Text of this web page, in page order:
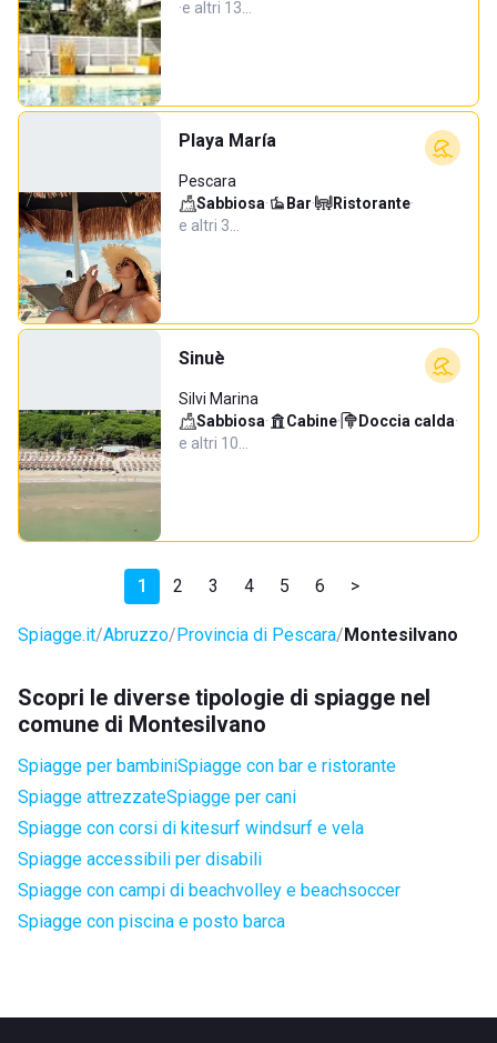
·e altri 13…
Playa María
Pescara
Sabbiosa· Bar· Ristorante·
e altri 3…
Sinuè
Silvi Marina
Sabbiosa· Cabine· Doccia calda·
e altri 10…
1 2 3 4 5 6 >
Spiagge.it Abruzzo Provincia di Pescara Montesilvano
Scopri le diverse tipologie di spiagge nel
comune di Montesilvano
Spiagge per bambiniSpiagge con bar e ristorante
Spiagge attrezzateSpiagge per cani
Spiagge con corsi di kitesurf windsurf e vela
Spiagge accessibili per disabili
Spiagge con campi di beachvolley e beachsoccer
Spiagge con piscina e posto barca